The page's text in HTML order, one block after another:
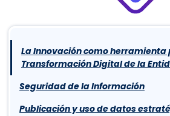
La Innovación como herramienta
Transformación Digital de la
Seguridad de la Información
Publicación y uso de datos